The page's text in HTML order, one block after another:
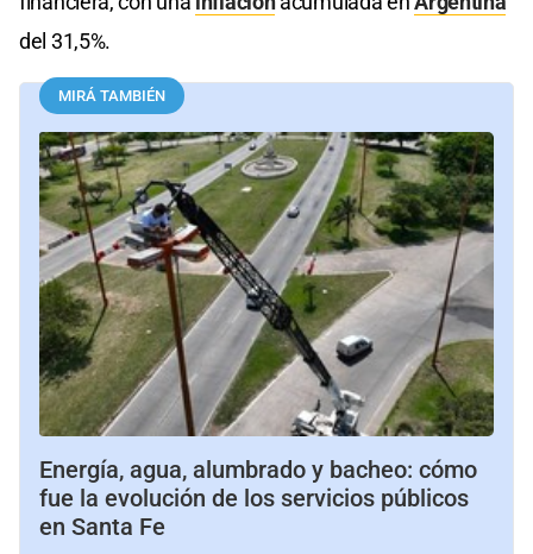
del 31,5%.
MIRÁ TAMBIÉN
Energía, agua, alumbrado y bacheo: cómo
fue la evolución de los servicios públicos
en Santa Fe